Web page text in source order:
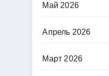
Май 2026
Апрель 2026
Март 2026